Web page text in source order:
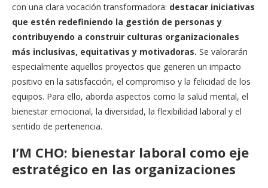
con una clara vocación transformadora: destacar iniciativas
que estén redefiniendo la gestión de personas y
contribuyendo a construir culturas organizacionales
más inclusivas, equitativas y motivadoras. Se valorarán
especialmente aquellos proyectos que generen un impacto
positivo en la satisfacción, el compromiso y la felicidad de los
equipos. Para ello, aborda aspectos como la salud mental, el
bienestar emocional, la diversidad, la flexibilidad laboral y el
sentido de pertenencia.
I’M CHO: bienestar laboral como eje
estratégico en las organizaciones